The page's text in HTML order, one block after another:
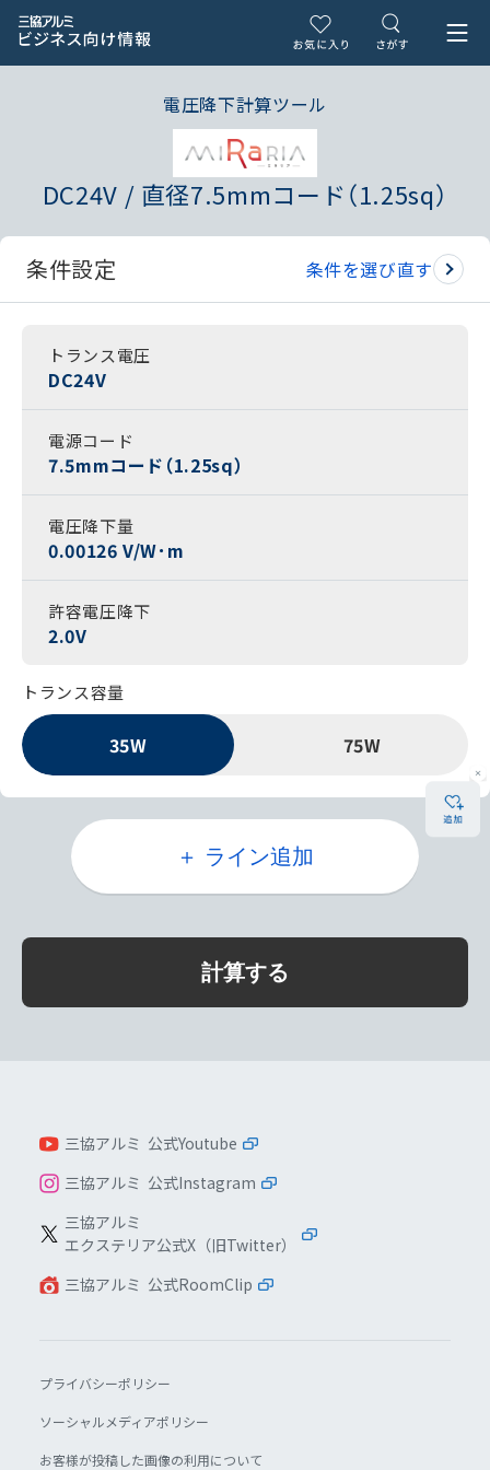
電圧降下計算ツール
DC24V / 直径7.5mmコード（1.25sq）
条件設定 条件を選び直す
トランス電圧
DC24V
電源コード
7.5mmコード（1.25sq）
電圧降下量
0.00126 V/W･m
許容電圧降下
2.0V
トランス容量
35W 75W
＋ ライン追加
計算する
三協アルミ 公式Youtube
三協アルミ 公式Instagram
三協アルミ
エクステリア公式X（旧Twitter）
三協アルミ 公式RoomClip
プライバシーポリシー
ソーシャルメディアポリシー
お客様が投稿した画像の利用について